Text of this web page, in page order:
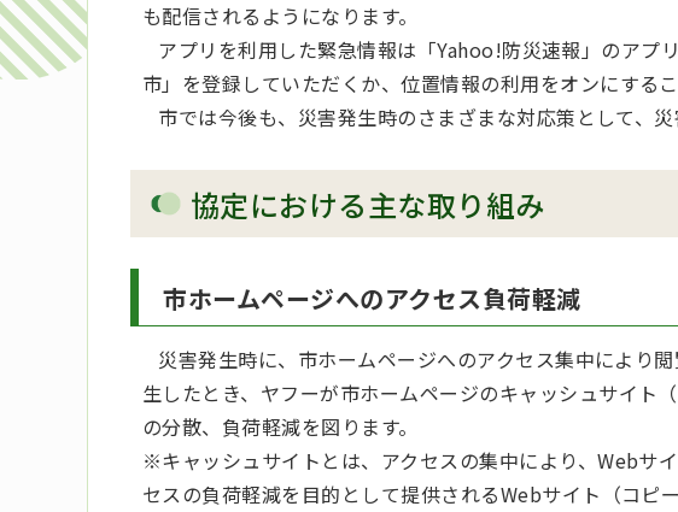
も配信されるようになります。
アプリを利用した緊急情報は「Yahoo!防災速報」のアプ
市」を登録していただくか、位置情報の利用をオンにする
市では今後も、災害発生時のさまざまな対応策として、
協定における主な取り組み
市ホームページへのアクセス負荷軽減
災害発生時に、市ホームページへのアクセス集中により
生したとき、ヤフーが市ホームページのキャッシュサイト
の分散、負荷軽減を図ります。
※キャッシュサイトとは、アクセスの集中により、Webサ
セスの負荷軽減を目的として提供されるWebサイト（コピ